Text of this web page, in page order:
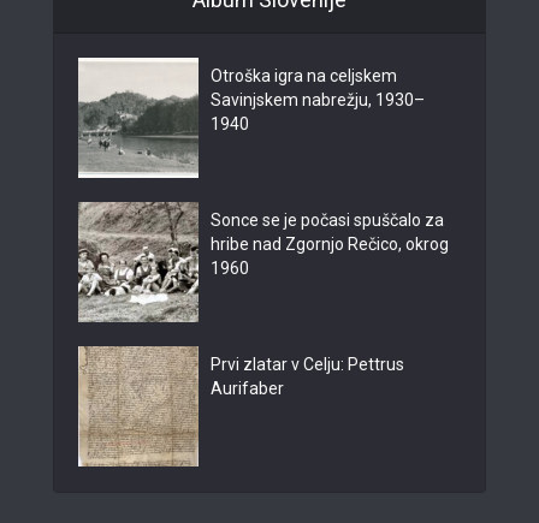
Otroška igra na celjskem
Savinjskem nabrežju, 1930–
1940
Sonce se je počasi spuščalo za
hribe nad Zgornjo Rečico, okrog
1960
Prvi zlatar v Celju: Pettrus
Aurifaber